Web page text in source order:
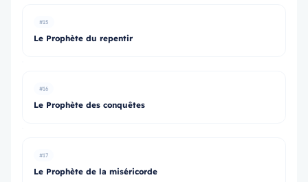
#15
Le Prophète du repentir
#16
Le Prophète des conquêtes
#17
Le Prophète de la miséricorde